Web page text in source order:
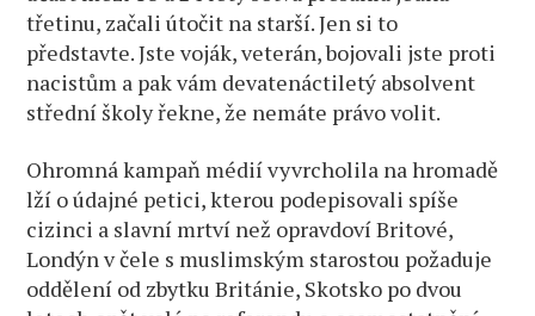
třetinu, začali útočit na starší. Jen si to
představte. Jste voják, veterán, bojovali jste proti
nacistům a pak vám devatenáctiletý absolvent
střední školy řekne, že nemáte právo volit.
Ohromná kampaň médií vyvrcholila na hromadě
lží o údajné petici, kterou podepisovali spíše
cizinci a slavní mrtví než opravdoví Britové,
Londýn v čele s muslimským starostou požaduje
oddělení od zbytku Británie, Skotsko po dvou